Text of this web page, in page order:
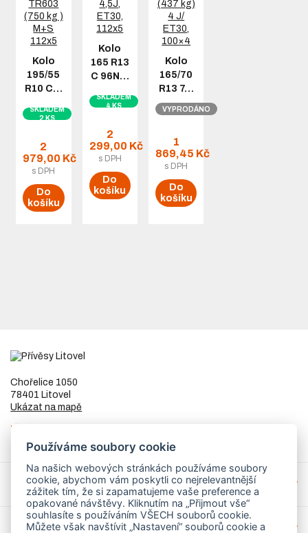
Kolo
195/55
R10 C…
SKLADEM
2 KS
2
979,00 Kč
s DPH
Do
košíku
Kolo
165 R13
C 96N…
SKLADEM
4 KS
2
299,00 Kč
s DPH
Do
košíku
Kolo
165/70
R13 7…
VYPRODÁNO
1
869,45 Kč
s DPH
Do
košíku
Chořelice 1050
78401 Litovel
Ukázat na mapě
IČ
DIČCZ8253255307
Přívěsy a náhradní díly
Servis
Používáme soubory cookie
Na našich webových stránkách používáme soubory
cookie, abychom vám poskytli co nejrelevantnější
zážitek tím, že si zapamatujeme vaše preference a
opakované návštěvy. Kliknutím na „Přijmout vše“
souhlasíte s používáním VŠECH souborů cookie.
Můžete však navštívit „Nastavení“ souborů cookie a